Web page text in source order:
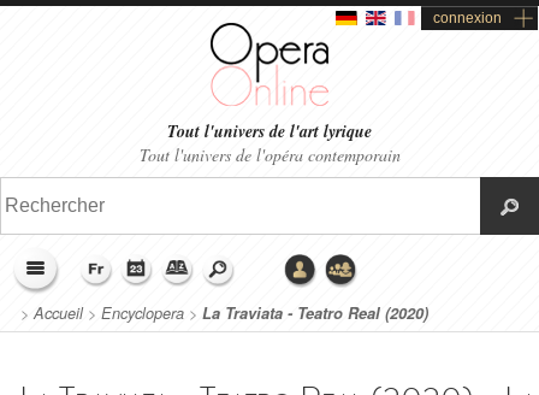
connexion
Tout l'univers de l'art lyrique
Tout l'univers de l'opéra contemporain
>Accueil> Encyclopera > La Traviata - Teatro Real (2020)